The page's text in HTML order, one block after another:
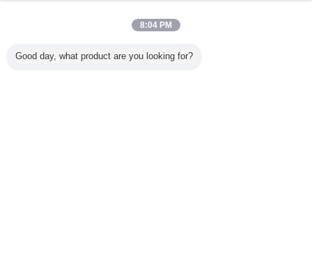
모든 제품
8:04 PM
Good day, what product are you looking for?